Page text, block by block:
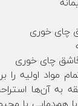
مواد اولیه را
به آن‌ها